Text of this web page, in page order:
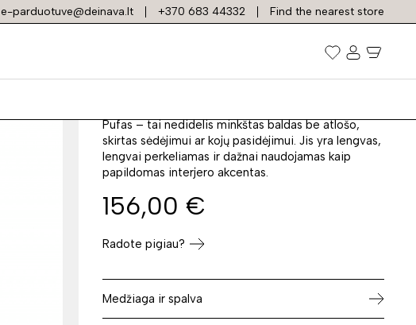
e-parduotuve@deinava.lt +370 683 44332 Find the nearest store
Pufas – tai nedidelis minkštas baldas be atlošo,
skirtas sėdėjimui ar kojų pasidėjimui. Jis yra lengvas,
lengvai perkeliamas ir dažnai naudojamas kaip
papildomas interjero akcentas.
156,00 €
Radote pigiau?
Medžiaga ir spalva